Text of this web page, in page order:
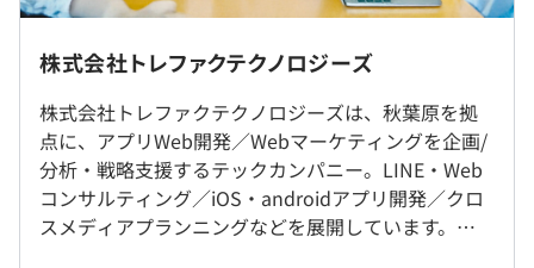
に取り入れ、プロジェクトに生かす文化があります。イノ
ます。
・中古市場向けリアルタイム同期のオンラインオークショ
ンシステム開発
・ライブ配信しながらEC販売可能なライブコマースシス
※リモート勤務可（週2日）
※場合によって、親会社への出向があります。
就業場所の変更範囲
＜雇入時＞
東京本社、および自宅
＜変更範囲＞
※経験・能力を考慮のうえ、決定します。
（※想定年収は年収提示額を保証するものではありません）
株式会社トレファクテクノロジーズ
株式会社トレファクテクノロジーズは、秋葉原を拠
点に、アプリWeb開発／Webマーケティングを企画/
分析・戦略支援するテックカンパニー。LINE・Web
コンサルティング／iOS・androidアプリ開発／クロ
スメディアプランニングなどを展開しています。